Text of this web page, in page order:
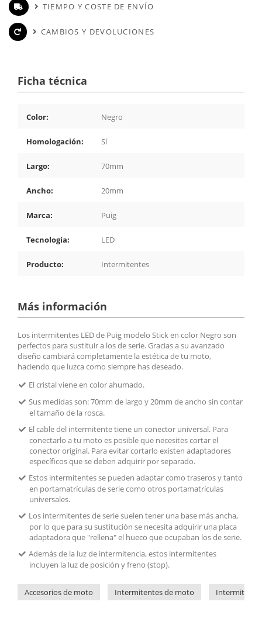
TIEMPO Y COSTE DE ENVÍO
CAMBIOS Y DEVOLUCIONES
Ficha técnica
Color: Negro
Homologación: Sí
Largo: 70mm
Ancho: 20mm
Marca: Puig
Tecnología: LED
Producto: Intermitentes
Más información
Los intermitentes LED de Puig modelo Stick en color Negro son
perfectos para sustituir a los de serie. Gracias a su avanzado
diseño cambiará completamente la estética de tu moto,
haciendo que luzca como siempre has deseado.
El cristal viene en color ahumado.
Sus medidas son: 70mm de largo y 20mm de ancho sin contar
el tamaño de la rosca.
El cable del intermitente tiene un conector universal. Para
conectarlo a tu moto es posible que necesites cortar el
conector original. Para evitar cortarlo existen adaptadores
específicos que se deben adquirir por separado.
Estos intermitentes se pueden adaptar como traseros y tanto
en portamatrículas de serie como otros portamatrículas
universales.
Los intermitentes de serie suelen tener una base más ancha,
por lo que para su sustitución se necesita adquirir una placa
adaptadora que "rellena" el hueco que ocupaban los de serie.
Además de la luz de intermitencia, estos intermitentes
incluyen la luz de posición y freno (stop).
Accesorios de moto Intermitentes de moto